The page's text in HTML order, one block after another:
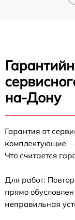
на-Дону
Гарантия от
комплектующие
Что считается
Для работ:
прямо
неправильная